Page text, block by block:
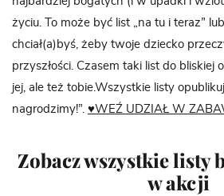
życiu. To może być list „na tu i teraz”
chciał(a)byś, żeby twoje dziecko
przyszłości. Czasem taki list do bliskiej
jej, ale też tobie.Wszystkie listy
nagrodzimy!”. ♥WEŹ UDZIAŁ W
Zobacz wszystkie listy
w akcji